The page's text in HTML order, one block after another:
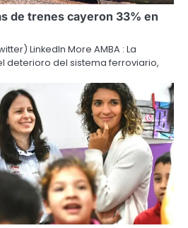
de trenes cayeron 33% en
LinkedIn More AMBA : La
deterioro del sistema ferroviario,